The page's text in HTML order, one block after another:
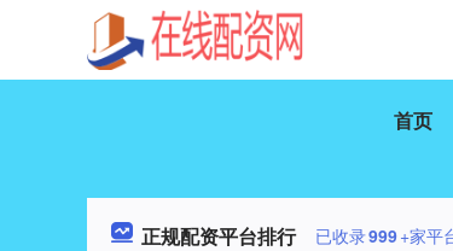
首页
正规配资平台排行 已收录999+家平